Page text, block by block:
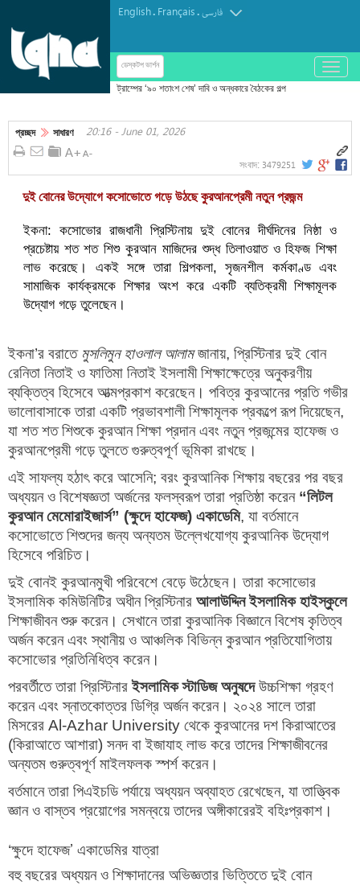
English. Français.فارسی
ডেস্কটপ ভার্শন
باز
و
کردن
প্রচ্ছদ সাধারণ 20:16 - June 01, 2026
সংবাদ: 3479251
দুই বোনের উদ্যোগে কসোভোতে গড়ে উঠছে কুরআনপ্রেমী নতুন প্রজন্ম
ইকনা: কসোভোর রাজধানী প্রিস্টিনায় দুই বোনের দীর্ঘদিনের নিষ্ঠা ও
প্রচেষ্টায় শত শত শিশু কুরআন মাজিদের শুদ্ধ তিলাওয়াত ও হিফজ শিক্ষা
লাভ করেছে। একই সঙ্গে তারা শিল্পকলা, সৃজনশীল কর্মকাণ্ড এবং
সামাজিক কার্যক্রমকে শিক্ষার অংশ করে একটি ব্যতিক্রমী শিক্ষামূলক
উদ্যোগ গড়ে তুলেছেন।
ইকনা’র বরাতে মুসলিমুন হাওলাল আলামজানায়, প্রিস্টিনার দুই বোন
রেনিতা নিতাই ও ফাতিমা নিতাই ইসলামী শিক্ষাক্ষেত্রে অনুকরণীয়
ব্যক্তিত্ব হিসেবে আত্মপ্রকাশ করেছেন। পবিত্র কুরআনের প্রতি গভীর
ভালোবাসাকে তারা একটি প্রভাবশালী শিক্ষামূলক প্রকল্পে রূপ দিয়েছেন,
যা শত শত শিশুকে কুরআন শিক্ষা প্রদান এবং নতুন প্রজন্মের হাফেজ ও
কুরআনপ্রেমী গড়ে তুলতে গুরুত্বপূর্ণ ভূমিকা রাখছে।
এই সাফল্য হঠাৎ করে আসেনি; বরং কুরআনিক শিক্ষায় বছরের পর বছর
অধ্যয়ন ও বিশেষজ্ঞতা অর্জনের ফলস্বরূপ তারা প্রতিষ্ঠা করেন “লিটল
কুরআন মেমোরাইজার্স” (ক্ষুদে হাফেজ) একাডেমি, যা বর্তমানে
কসোভোতে শিশুদের জন্য অন্যতম উল্লেখযোগ্য কুরআনিক উদ্যোগ
হিসেবে পরিচিত।
দুই বোনই কুরআনমুখী পরিবেশে বেড়ে উঠেছেন। তারা কসোভোর
ইসলামিক কমিউনিটির অধীন প্রিস্টিনার আলাউদ্দিন ইসলামিক হাইস্কুলে
শিক্ষাজীবন শুরু করেন। সেখানে তারা কুরআনিক বিজ্ঞানে বিশেষ কৃতিত্ব
অর্জন করেন এবং স্থানীয় ও আঞ্চলিক বিভিন্ন কুরআন প্রতিযোগিতায়
কসোভোর প্রতিনিধিত্ব করেন।
পরবর্তীতে তারা প্রিস্টিনার ইসলামিক স্টাডিজ অনুষদেউচ্চশিক্ষা গ্রহণ
করেন এবং স্নাতকোত্তর ডিগ্রি অর্জন করেন। ২০২৪ সালে তারা
মিসরের Al-Azhar University থেকে কুরআনের দশ কিরাআতের
(কিরাআতে আশারা) সনদ বা ইজাযাহ লাভ করে তাদের শিক্ষাজীবনের
অন্যতম গুরুত্বপূর্ণ মাইলফলক স্পর্শ করেন।
বর্তমানে তারা পিএইচডি পর্যায়ে অধ্যয়ন অব্যাহত রেখেছেন, যা তাত্ত্বিক
জ্ঞান ও বাস্তব প্রয়োগের সমন্বয়ে তাদের অঙ্গীকারেরই বহিঃপ্রকাশ।
‘ক্ষুদে হাফেজ’ একাডেমির যাত্রা
বহু বছরের অধ্যয়ন ও শিক্ষাদানের অভিজ্ঞতার ভিত্তিতে দুই বোন